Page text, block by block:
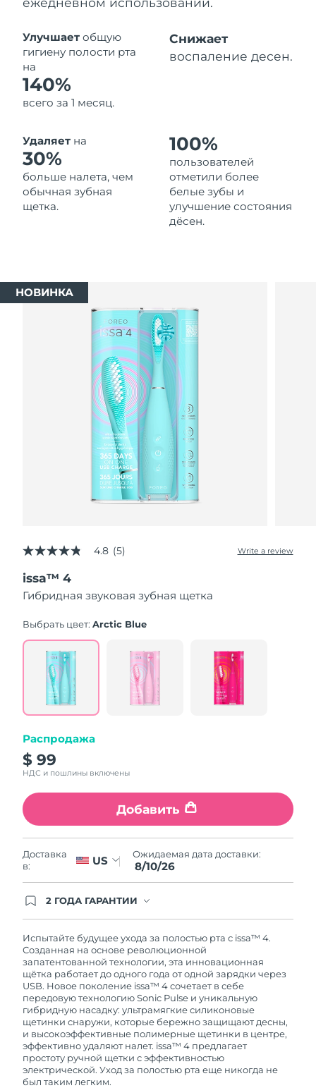
Улучшает общую
гигиену полости рта
на
140%
всего за 1 месяц.
Снижает
воспаление десен.
Удаляет на
30%
больше налета, чем
обычная зубная
щетка.
100%
пользователей
отметили более
белые зубы и
улучшение состояния
дёсен.
НОВИНКА
4.8
of
5
stars,
rating
Read
Reviews.
Same
page
4.8 (5) Write a review
issa™ 4
Гибридная звуковая зубная щетка
Выбрать цвет:Arctic Blue
Распродажа
$ 99
НДС и пошлины включены
Добавить
Доставка
в:
US Ожидаемая дата доставки:
8/10/26
2 ГОДА ГАРАНТИИ
Это означает, что если в течение 2-х лет со дня
покупки с продуктом возникнут проблемы,
FOREO заменит его бесплатно.
Испытайте будущее ухода за полостью рта с issa™ 4.
Созданная на основе революционной
запатентованной технологии, эта инновационная
щётка работает до одного года от одной зарядки через
USB. Новое поколение issa™ 4 сочетает в себе
передовую технологию Sonic Pulse и уникальную
гибридную насадку: ультрамягкие силиконовые
щетинки снаружи, которые бережно защищают десны,
и высокоэффективные полимерные щетинки в центре,
эффективно удаляют налет. issa™ 4 предлагает
простоту ручной щетки с эффективностью
электрической. Уход за полостью рта еще никогда не
был таким легким.
Турция
Ожидаемая дата доставки
Великобритания
Ожидаемая дата доставки
Соединенные
Штаты
Ожидаемая дата доставки
10/08/26
Вьетнам